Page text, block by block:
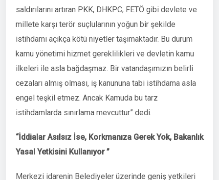
saldırılarını artıran PKK, DHKPC, FETÖ gibi devlete ve
millete karşı terör suçlularının yoğun bir şekilde
istihdamı açıkça kötü niyetler taşımaktadır. Bu durum
kamu yönetimi hizmet gereklilikleri ve devletin kamu
ilkeleri ile asla bağdaşmaz. Bir vatandaşımızın belirli
cezaları almış olması, iş kanununa tabi istihdama asla
engel teşkil etmez. Ancak Kamuda bu tarz
istihdamlarda sınırlama mevcuttur” dedi.
“İddialar Asılsız İse, Korkmanıza Gerek Yok, Bakanlık
Yasal Yetkisini Kullanıyor ”
Merkezi idarenin Belediyeler üzerinde geniş yetkileri